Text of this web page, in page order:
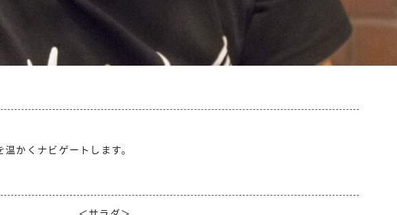
かくナビゲートします。